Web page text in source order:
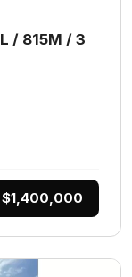
/ 815M / 3
$1,400,000